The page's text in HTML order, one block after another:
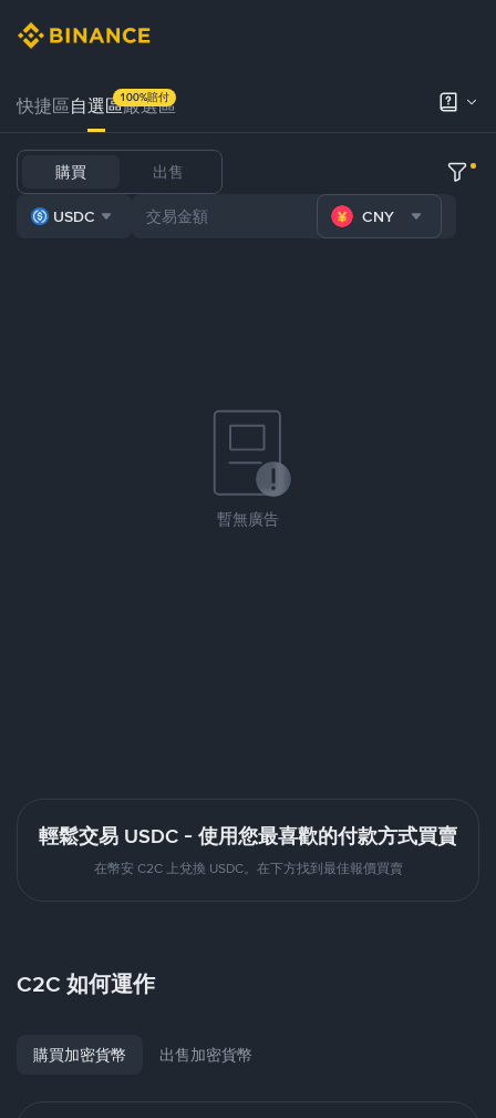
快捷區自選區嚴選區
100%賠付
購買 出售
USDC CNY
暫無廣告
輕鬆交易 USDC - 使用您最喜歡的付款方式買賣
在幣安 C2C 上兌換 USDC。在下方找到最佳報價買賣
C2C 如何運作
購買加密貨幣 出售加密貨幣